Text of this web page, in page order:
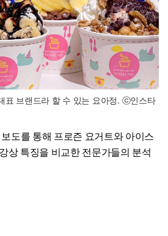
표 브랜드라 할 수 있는 요아정. ⓒ인스타
도를 통해 프로즌 요거트와 아이스
상 특징을 비교한 전문가들의 분석